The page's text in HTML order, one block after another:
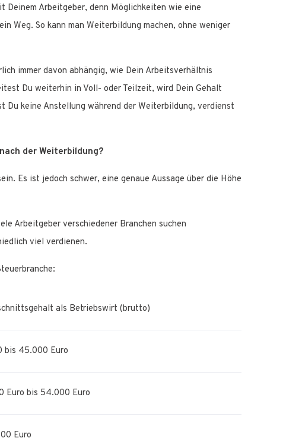
Deinem Arbeitgeber, denn Möglichkeiten wie eine
Weg. So kann man Weiterbildung machen, ohne weniger
immer davon abhängig, wie Dein Arbeitsverhältnis
Du weiterhin in Voll- oder Teilzeit, wird Dein Gehalt
Du keine Anstellung während der Weiterbildung, verdienst
der Weiterbildung?
Es ist jedoch schwer, eine genaue Aussage über die Höhe
Arbeitgeber verschiedener Branchen suchen
viel verdienen.
als Betriebswirt (brutto)
bis 45.000 Euro
Euro bis 54.000 Euro
Euro